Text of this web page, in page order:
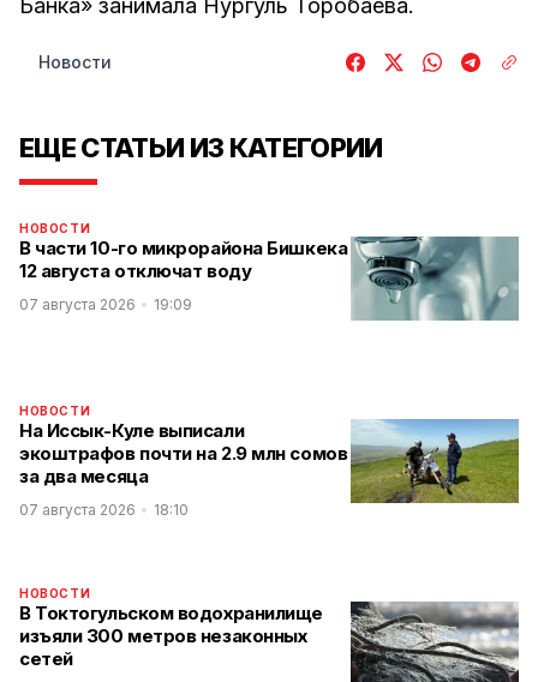
Банка» занимала Нургуль Торобаева.
Новости
ЕЩЕ СТАТЬИ ИЗ КАТЕГОРИИ
НОВОСТИ
В части 10-го микрорайона Бишкека
12 августа отключат воду
07 августа 2026 19:09
НОВОСТИ
На Иссык-Куле выписали
экоштрафов почти на 2.9 млн сомов
за два месяца
07 августа 2026 18:10
НОВОСТИ
В Токтогульском водохранилище
изъяли 300 метров незаконных
сетей